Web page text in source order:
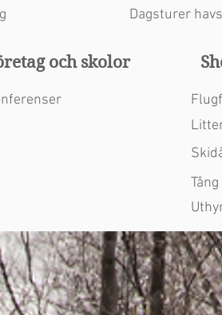
Dagsturer
och skolor